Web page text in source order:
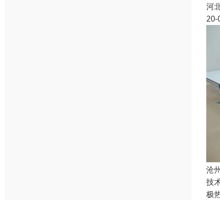
河
20-
沧
技
极